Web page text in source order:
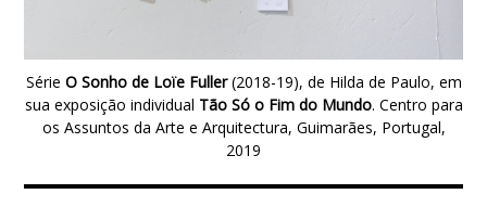
Série O Sonho de Loïe Fuller(2018-19), de Hilda de Paulo, em
sua exposição individual Tão Só o Fim do Mundo. Centro para
os Assuntos da Arte e Arquitectura, Guimarães, Portugal,
2019